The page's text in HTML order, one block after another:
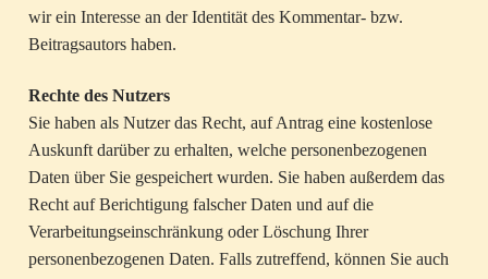
wir ein Interesse an der Identität des Kommentar- bzw.
Beitragsautors haben.
Rechte des Nutzers
Sie haben als Nutzer das Recht, auf Antrag eine kostenlose
Auskunft darüber zu erhalten, welche personenbezogenen
Daten über Sie gespeichert wurden. Sie haben außerdem das
Recht auf Berichtigung falscher Daten und auf die
Verarbeitungseinschränkung oder Löschung Ihrer
personenbezogenen Daten. Falls zutreffend, können Sie auch